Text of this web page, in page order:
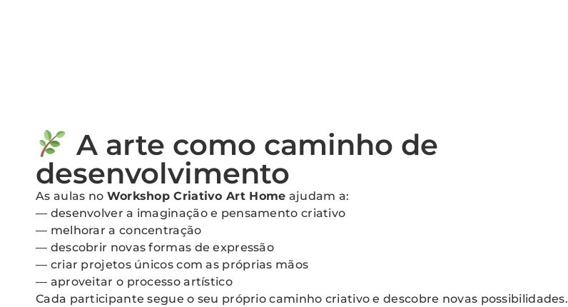
A arte como caminho de
desenvolvimento
As aulas no Workshop Criativo Art Home ajudam a:
— desenvolver a imaginação e pensamento criativo
— melhorar a concentração
— descobrir novas formas de expressão
— criar projetos únicos com as próprias mãos
— aproveitar o processo artístico
Cada participante segue o seu próprio caminho criativo e descobre novas possibilidades.